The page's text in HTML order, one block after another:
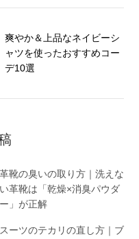
爽やか＆上品なネイビーシ
ャツを使ったおすすめコー
デ10選
革靴の臭いの取り方｜洗えな
い革靴は「乾燥×消臭パウダ
ー」が正解
スーツのテカリの直し方｜ブ